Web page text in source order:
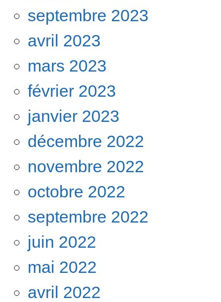
septembre 2023
avril 2023
mars 2023
février 2023
janvier 2023
décembre 2022
novembre 2022
octobre 2022
septembre 2022
juin 2022
mai 2022
avril 2022